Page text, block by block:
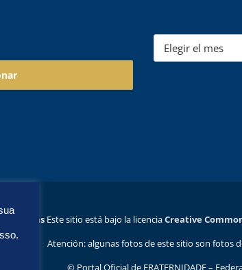
Este sitio está bajo la licenciaCreative
Atención: algunas fotos de este sitio son fotos
© Portal Oficial de FRATERNIDADE –